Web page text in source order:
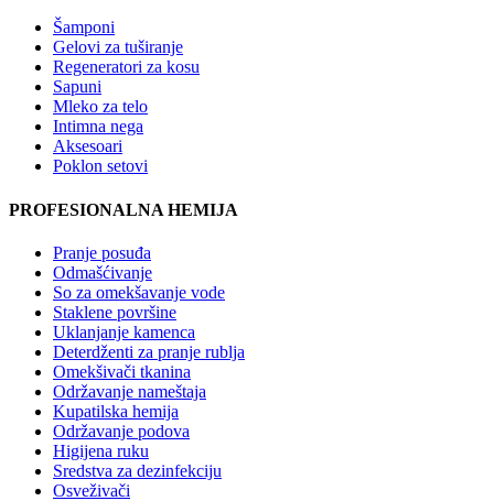
Šamponi
Gelovi za tuširanje
Regeneratori za kosu
Sapuni
Mleko za telo
Intimna nega
Aksesoari
Poklon setovi
PROFESIONALNA HEMIJA
Pranje posuđa
Odmašćivanje
So za omekšavanje vode
Staklene površine
Uklanjanje kamenca
Deterdženti za pranje rublja
Omekšivači tkanina
Održavanje nameštaja
Kupatilska hemija
Održavanje podova
Higijena ruku
Sredstva za dezinfekciju
Osveživači